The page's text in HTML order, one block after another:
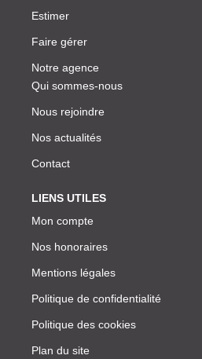
Estimer
Faire gérer
Notre agence
Qui sommes-nous
Nous rejoindre
Nos actualités
Contact
LIENS UTILES
Mon compte
Nos honoraires
Mentions légales
Politique de confidentialité
Politique des cookies
Plan du site